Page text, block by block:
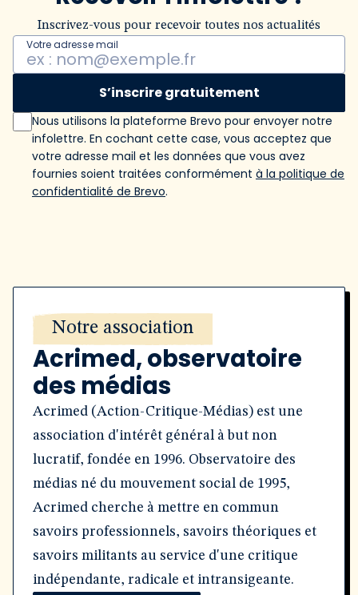
Inscrivez-vous pour recevoir toutes nos actualités
Votre adresse mail
S’inscrire gratuitement
Nous utilisons la plateforme Brevo pour envoyer notre
infolettre. En cochant cette case, vous acceptez que
votre adresse mail et les données que vous avez
fournies soient traitées conformément à la politique de
confidentialité de Brevo.
Notre association
Acrimed, observatoire
des médias
Acrimed (Action-Critique-Médias) est une
association d'intérêt général à but non
lucratif, fondée en 1996. Observatoire des
médias né du mouvement social de 1995,
Acrimed cherche à mettre en commun
savoirs professionnels, savoirs théoriques et
savoirs militants au service d'une critique
indépendante, radicale et intransigeante.